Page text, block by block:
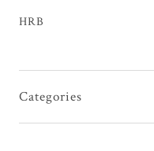
HRB
Categories